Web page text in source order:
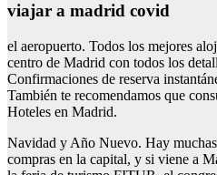
viajar a madrid covid
el aeropuerto. Todos los mejores
centro de Madrid con todos los
Confirmaciones de reserva
También te recomendamos que
Hoteles en Madrid.
Navidad y Año Nuevo. Hay
compras en la capital, y si viene a